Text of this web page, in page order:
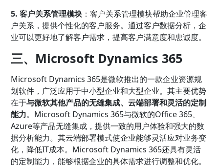
5. 客户关系管理模块 ：客户关系管理模块帮助企业管理客
户关系，提供个性化的客户服务。通过客户数据分析，企
业可以更好地了解客户需求，提高客户满意度和忠诚度。
三、Microsoft Dynamics 365
Microsoft Dynamics 365是微软推出的一款企业资源规
划软件，广泛应用于中小型企业和大型企业。其主要优势
在于与微软其他产品的无缝集成、云端部署和灵活的定制
能力。Microsoft Dynamics 365与微软的Office 365、
Azure等产品无缝集成，提供一致的用户体验和强大的数
据分析能力。其云端部署模式使企业能够灵活应对业务变
化，降低IT成本。Microsoft Dynamics 365还具有灵活
的定制能力，能够根据企业的具体需求进行调整和优化。